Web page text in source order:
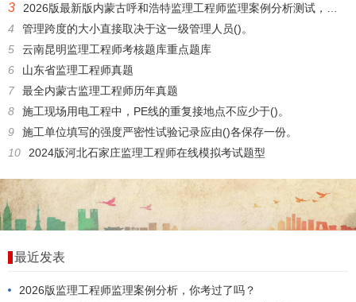
3
2026版最新版内蒙古呼和浩特监理工程师监理案例分析测试，应该怎么考？
4
管理跨度的大小直接取决于这一级管理人员()。
5
云南昆明监理工程师考核题库重点题库
6
山东省监理工程师真题
7
最全内蒙古监理工程师历年真题
8
施工现场用电工程中，PE线的重复接地点不应少于()。
9
施工单位填写的强度严密性试验记录应由()各保存一份。
10
2024版河北石家庄监理工程师在线模拟考试题型
最近发表
2026版监理工程师监理案例分析，你考过了吗？